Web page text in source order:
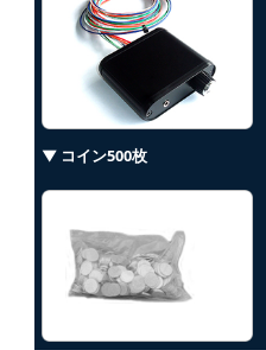
▼ コイン500枚